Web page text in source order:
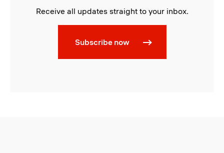
Receive all updates straight to your inbox.
Subscribe now